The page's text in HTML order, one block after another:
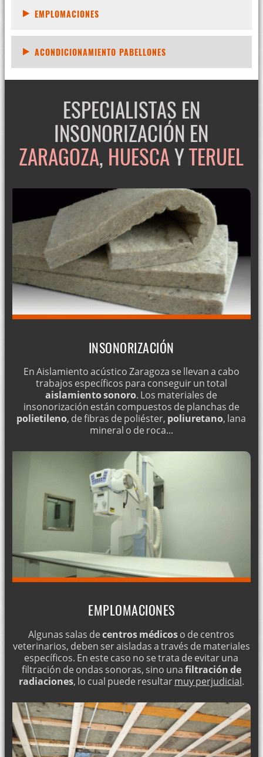
EMPLOMACIONES
ACONDICIONAMIENTO PABELLONES
ESPECIALISTAS EN
INSONORIZACIÓN EN
ZARAGOZA, HUESCAYTERUEL
INSONORIZACIÓN
En Aislamiento acústico Zaragoza se llevan a cabo
trabajos específicos para conseguir un total
aislamiento sonoro. Los materiales de
insonorización están compuestos de planchas de
polietileno, de fibras de poliéster, poliuretano, lana
mineral o de roca...
EMPLOMACIONES
Algunas salas decentros médicoso de centros
veterinarios, deben ser aisladas a través de materiales
específicos. En este caso no se trata de evitar una
filtración de ondas sonoras, sino unafiltración de
radiaciones, lo cual puede resultarmuy perjudicial.